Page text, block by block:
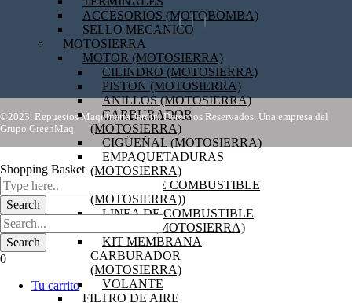
ACCESORIOS (MOTOBOMBA)
SELLO MECANICO
MOTOSIERRA
MOTOR (MOTOSIERRA)
CILINDRO (MOTOSIERRA)
PISTON (MOTOSIERRA)
ANILLOS (MOTOSIERRA)
CARBURADOR
(MOTOSIERRA)
CIGÜEÑAL (MOTOSIERRA)
EMPAQUETADURAS
(MOTOSIERRA)
FILTRO DE COMBUSTIBLE
(MOTOSIERRA))
LINEA DE COMBUSTIBLE
BOBINA (MOTOSIERRA)
KIT MEMBRANA
CARBURADOR
(MOTOSIERRA)
VOLANTE
FILTRO DE AIRE
©2023. Repuestos Maquinaria Jardín. Derechos Reservados. Una empresa del
Grupo GreenMaq
Shopping Basket
0
Tu carrito